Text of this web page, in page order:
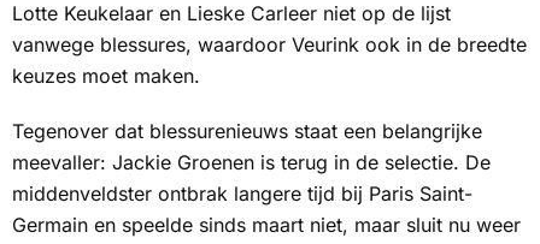
Lotte Keukelaar en Lieske Carleer niet op de lijst
vanwege blessures, waardoor Veurink ook in de breedte
keuzes moet maken.
Tegenover dat blessurenieuws staat een belangrijke
meevaller: Jackie Groenen is terug in de selectie. De
middenveldster ontbrak langere tijd bij Paris Saint-
Germain en speelde sinds maart niet, maar sluit nu weer